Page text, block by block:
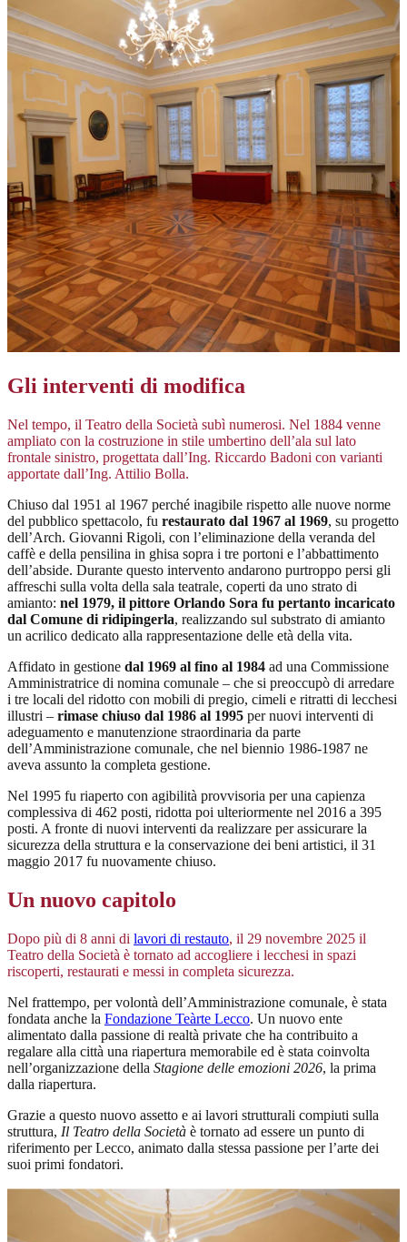
Gli interventi di modifica
Nel tempo, il Teatro della Società subì numerosi. Nel 1884 venne
ampliato con la costruzione in stile umbertino dell’ala sul lato
frontale sinistro, progettata dall’Ing. Riccardo Badoni con varianti
apportate dall’Ing. Attilio Bolla.
Chiuso dal 1951 al 1967 perché inagibile rispetto alle nuove norme
del pubblico spettacolo, fu restaurato dal 1967 al 1969, su progetto
dell’Arch. Giovanni Rigoli, con l’eliminazione della veranda del
caffè e della pensilina in ghisa sopra i tre portoni e l’abbattimento
dell’abside. Durante questo intervento andarono purtroppo persi gli
affreschi sulla volta della sala teatrale, coperti da uno strato di
amianto: nel 1979, il pittore Orlando Sora fu pertanto incaricato
dal Comune di ridipingerla, realizzando sul substrato di amianto
un acrilico dedicato alla rappresentazione delle età della vita.
Affidato in gestione dal 1969 al fino al 1984 ad una Commissione
Amministratrice di nomina comunale – che si preoccupò di arredare
i tre locali del ridotto con mobili di pregio, cimeli e ritratti di lecchesi
illustri – rimase chiuso dal 1986 al 1995 per nuovi interventi di
adeguamento e manutenzione straordinaria da parte
dell’Amministrazione comunale, che nel biennio 1986-1987 ne
aveva assunto la completa gestione.
Nel 1995 fu riaperto con agibilità provvisoria per una capienza
complessiva di 462 posti, ridotta poi ulteriormente nel 2016 a 395
posti. A fronte di nuovi interventi da realizzare per assicurare la
sicurezza della struttura e la conservazione dei beni artistici, il 31
maggio 2017 fu nuovamente chiuso.
Un nuovo capitolo
Dopo più di 8 anni di lavori di restauto, il 29 novembre 2025 il
Teatro della Società è tornato ad accogliere i lecchesi in spazi
riscoperti, restaurati e messi in completa sicurezza.
Nel frattempo, per volontà dell’Amministrazione comunale, è stata
fondata anche la Fondazione Teàrte Lecco. Un nuovo ente
alimentato dalla passione di realtà private che ha contribuito a
regalare alla città una riapertura memorabile ed è stata coinvolta
nell’organizzazione della Stagione delle emozioni 2026, la prima
dalla riapertura.
Grazie a questo nuovo assetto e ai lavori strutturali compiuti sulla
struttura, Il Teatro della Società è tornato ad essere un punto di
riferimento per Lecco, animato dalla stessa passione per l’arte dei
suoi primi fondatori.